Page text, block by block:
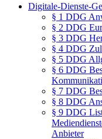
Digitale-Dienste-
§ 1 DDG
§ 2 DDG
§ 3 DDG
§ 4 DDG
§ 5 DDG
§ 6 DDG
§ 7 DDG
§ 8 DDG
§ 9 DDG
Anbieter